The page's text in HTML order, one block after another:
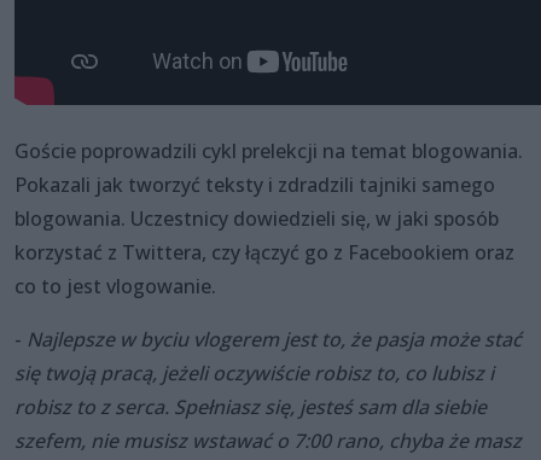
Goście poprowadzili cykl prelekcji na temat blogowania.
Pokazali jak tworzyć teksty i zdradzili tajniki samego
blogowania. Uczestnicy dowiedzieli się, w jaki sposób
korzystać z Twittera, czy łączyć go z Facebookiem oraz
co to jest vlogowanie.
- Najlepsze w byciu vlogerem jest to, że pasja może stać
się twoją pracą, jeżeli oczywiście robisz to, co lubisz i
robisz to z serca. Spełniasz się, jesteś sam dla siebie
szefem, nie musisz wstawać o 7:00 rano, chyba że masz